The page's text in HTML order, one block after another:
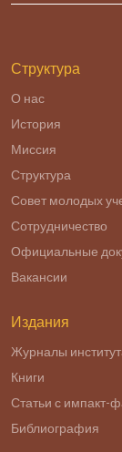
Структура
О нас
История
Миссия
Структура
Совет молодых
Сотрудничество
Официальные
Вакансии
Издания
Журналы
Книги
Статьи с импакт-
Библиография